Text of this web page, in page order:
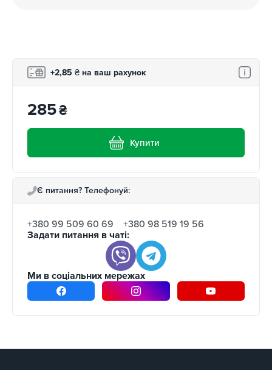
+2,85 ₴ на ваш рахунок
285₴
Купити
Є питання? Телефонуй:
+380 99 509 60 69
+380 98 519 19 56
Задати питання в чаті:
Ми в соціальних мережах